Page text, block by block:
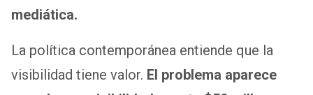
mediática.
La política contemporánea entiende que la
visibilidad tiene valor. El problema aparece